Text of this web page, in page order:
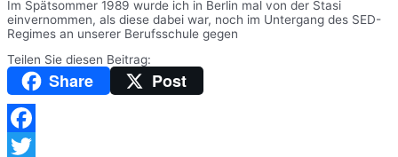
Im Spätsommer 1989 wurde ich in Berlin mal von der Stasi
einvernommen, als diese dabei war, noch im Untergang des SED-
Regimes an unserer Berufsschule gegen
Teilen Sie diesen Beitrag:
Share Post
Facebook